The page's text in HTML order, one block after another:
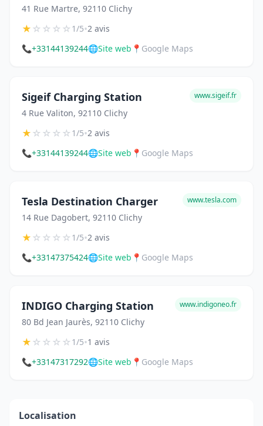
41 Rue Martre, 92110 Clichy
★☆☆☆☆1/5•2 avis
📞+33144139244🌐Site web 📍 Google Maps
Sigeif Charging Station
4 Rue Valiton, 92110 Clichy
www.sigeif.fr
★☆☆☆☆1/5•2 avis
📞+33144139244🌐Site web 📍 Google Maps
Tesla Destination Charger
14 Rue Dagobert, 92110 Clichy
www.tesla.com
★☆☆☆☆1/5•2 avis
📞+33147375424🌐Site web 📍 Google Maps
INDIGO Charging Station
80 Bd Jean Jaurès, 92110 Clichy
www.indigoneo.fr
★☆☆☆☆1/5•1 avis
📞+33147317292🌐Site web 📍 Google Maps
Localisation